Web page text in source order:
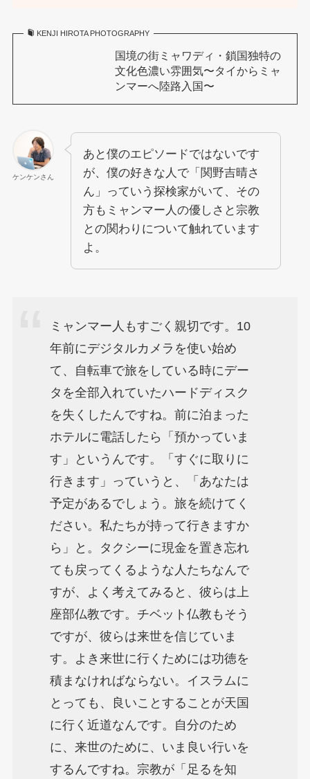
KENJI HIROTA PHOTOGRAPHY
国境の街ミャワディ・鎖国独特の
文化色濃い雰囲気〜タイからミャ
ンマーへ陸路入国〜
ケンケンさん
あと僕のエピソードではないです
が、僕の好きな人で「関野吉晴さ
ん」っていう探検家がいて、その
方もミャンマー人の優しさと宗教
との関わりについて触れています
よ。
ミャンマー人もすごく親切です。10
年前にデジタルカメラを使い始め
て、自転車で旅をしている時にデー
タを全部入れていたハードディスク
を失くしたんですね。前に泊まった
ホテルに電話したら「預かっていま
す」というんです。「すぐに取りに
行きます」っていうと、「あなたは
予定があるでしょう。旅を続けてく
ださい。私たちが持って行きますか
ら」と。タクシーに現金を置き忘れ
ても戻ってくるような人たちなんで
すが、よく考えてみると、彼らは上
座部仏教です。チベット仏教もそう
ですが、彼らは来世を信じていま
す。よき来世に行くためには功徳を
積まなければならない。イスラムに
とっても、良いことすることが天国
に行く近道なんです。自分のため
に、来世のために、いま良い行いを
するんですね。宗教が「足るを知